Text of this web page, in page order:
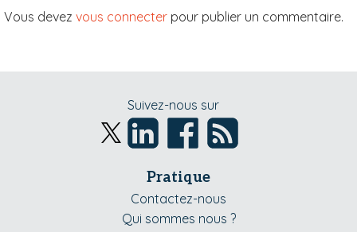
Vous devez vous connecter pour publier un commentaire.
Suivez-nous sur
Pratique
Contactez-nous
Qui sommes nous ?